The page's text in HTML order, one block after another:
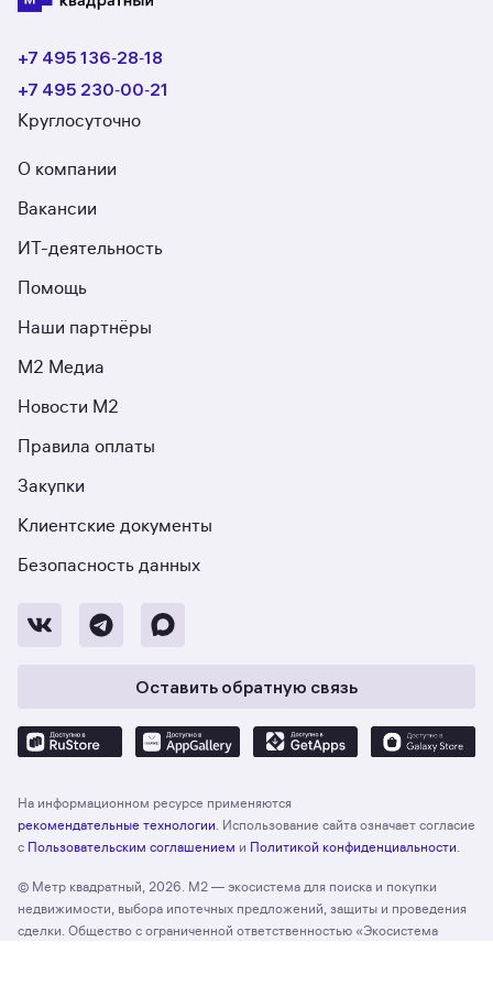
+7 495 136‑28‑18
+7 495 230‑00‑21
Круглосуточно
О компании
Вакансии
ИТ-деятельность
Помощь
Наши партнёры
М2 Медиа
Новости М2
Правила оплаты
Закупки
Клиентские документы
Безопасность данных
Оставить обратную связь
На информационном ресурсе применяются
рекомендательные технологии . Использование сайта означает согласие
с Пользовательским соглашением и Политикой конфиденциальности
© Метр квадратный, 2026. М2 — экосистема для поиска и покупки
недвижимости, выбора ипотечных предложений, защиты и проведения
сделки. Общество с ограниченной ответственностью «Экосистема